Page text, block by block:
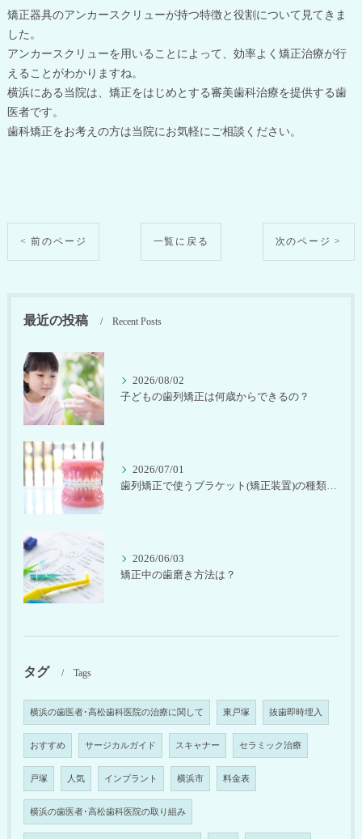
矯正器具のアンカースクリューが持つ特徴と役割について見てきま
した。
アンカースクリューを用いることによって、効率よく矯正治療が行
えることがわかりますね。
横浜にある当院は、矯正をはじめとする審美歯科治療を提供する歯
医者です。
歯科矯正をお考えの方は当院にお気軽にご相談ください。
< 前のページ 一覧に戻る 次のページ >
最近の投稿 Recent Posts
2026/08/02
子どもの歯列矯正は何歳からできるの？
2026/07/01
歯列矯正で使うブラケット(矯正装置)の種類は？
2026/06/03
矯正中の歯磨き方法は？
タグ Tags
横浜の歯医者･高松歯科医院の治療に関して 東戸塚 抜歯即時埋入
おすすめ サージカルガイド スキャナー セラミック治療
戸塚 人気 インプラント 横浜市 料金表
横浜の歯医者･高松歯科医院の取り組み